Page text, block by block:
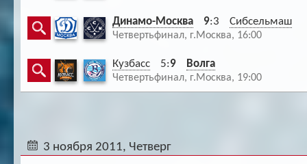
Динамо-Москва 9:3 Сибсельмаш
Четвертьфинал, г.Москва, 16:00
Кузбасс 5:9 Волга
Четвертьфинал, г.Москва, 19:00
3 ноября 2011, Четверг